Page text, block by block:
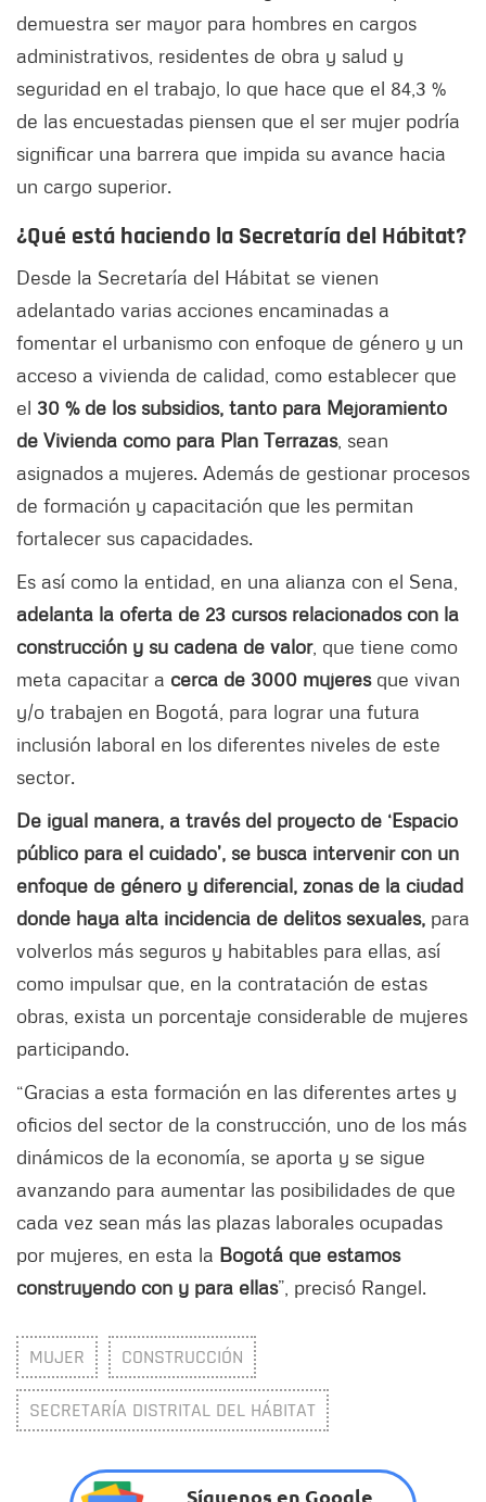
demuestra ser mayor para hombres en cargos
administrativos, residentes de obra y salud y
seguridad en el trabajo, lo que hace que el 84,3 %
de las encuestadas piensen que el ser mujer podría
significar una barrera que impida su avance hacia
un cargo superior.
¿Qué está haciendo la Secretaría del Hábitat?
Desde la Secretaría del Hábitat se vienen
adelantado varias acciones encaminadas a
fomentar el urbanismo con enfoque de género y un
acceso a vivienda de calidad, como establecer que
el 30 % de los subsidios, tanto para Mejoramiento
de Vivienda como para Plan Terrazas, sean
asignados a mujeres. Además de gestionar procesos
de formación y capacitación que les permitan
fortalecer sus capacidades.
Es así como la entidad, en una alianza con el Sena,
adelanta la oferta de 23 cursos relacionados con la
construcción y su cadena de valor, que tiene como
meta capacitar a cerca de 3000 mujeresque vivan
y/o trabajen en Bogotá, para lograr una futura
inclusión laboral en los diferentes niveles de este
sector.
De igual manera, a través del proyecto de ‘Espacio
público para el cuidado’, se busca intervenir con un
enfoque de género y diferencial, zonas de la ciudad
donde haya alta incidencia de delitos sexuales, para
volverlos más seguros y habitables para ellas, así
como impulsar que, en la contratación de estas
obras, exista un porcentaje considerable de mujeres
participando.
“Gracias a esta formación en las diferentes artes y
oficios del sector de la construcción, uno de los más
dinámicos de la economía, se aporta y se sigue
avanzando para aumentar las posibilidades de que
cada vez sean más las plazas laborales ocupadas
por mujeres, en esta la Bogotá que estamos
construyendo con y para ellas”, precisó Rangel.
MUJER CONSTRUCCIÓN
SECRETARÍA DISTRITAL DEL HÁBITAT
Síguenos en Google